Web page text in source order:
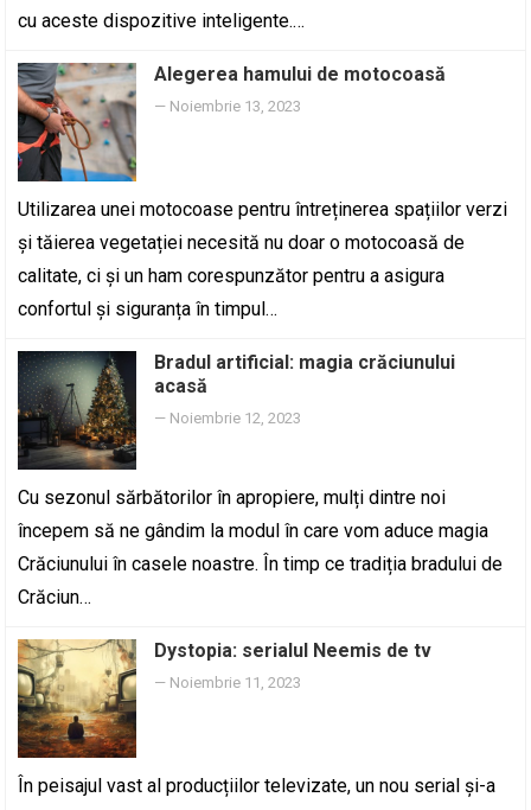
cu aceste dispozitive inteligente.…
Alegerea hamului de motocoasă
— Noiembrie 13, 2023
Utilizarea unei motocoase pentru întreținerea spațiilor verzi
și tăierea vegetației necesită nu doar o motocoasă de
calitate, ci și un ham corespunzător pentru a asigura
confortul și siguranța în timpul…
Bradul artificial: magia crăciunului
acasă
— Noiembrie 12, 2023
Cu sezonul sărbătorilor în apropiere, mulți dintre noi
începem să ne gândim la modul în care vom aduce magia
Crăciunului în casele noastre. În timp ce tradiția bradului de
Crăciun…
Dystopia: serialul Neemis de tv
— Noiembrie 11, 2023
În peisajul vast al producțiilor televizate, un nou serial și-a